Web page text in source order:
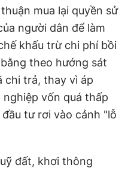
mua lại quyền sử
người dân để làm
khấu trừ chi phí bồi
theo hướng sát
chi trả, thay vì áp
vốn quá thấp
tư rơi vào cảnh "lỗ
đất, khơi thông